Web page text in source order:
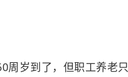
岁到了，但职工养老只